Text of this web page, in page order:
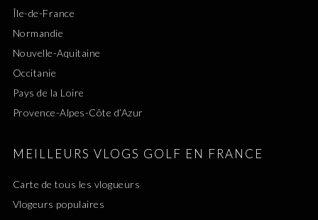
Île-de-France
Normandie
Nouvelle-Aquitaine
Occitanie
Pays de la Loire
Provence-Alpes-Côte d’Azur
MEILLEURS VLOGS GOLF EN FRANCE
Carte de tous les vlogueurs
Vlogeurs populaires